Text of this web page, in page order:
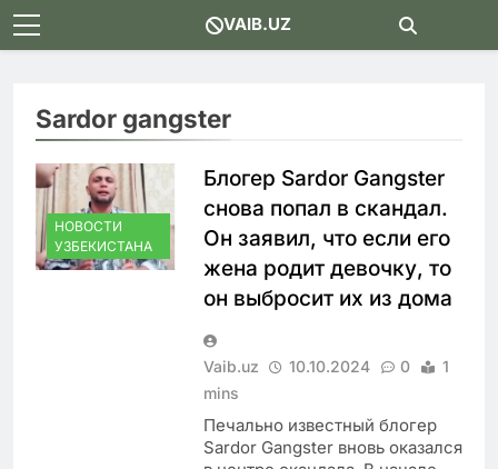
Skip
to
VAIB.UZ
Sardor gangster
НОВОСТИ
УЗБЕКИСТАНА
Блогер Sardor Gangster
снова попал в скандал.
Он заявил, что если его
жена родит девочку, то
он выбросит их из дома
Vaib.uz 10.10.2024 0
1
mins
Печально известный блогер
Sardor Gangster вновь оказался